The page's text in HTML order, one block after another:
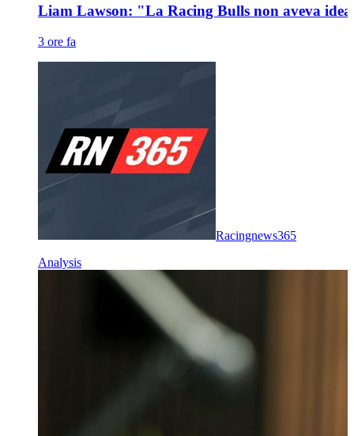
Liam Lawson: "La Racing Bulls non aveva
3 ore fa
Racingnews365
Analysis